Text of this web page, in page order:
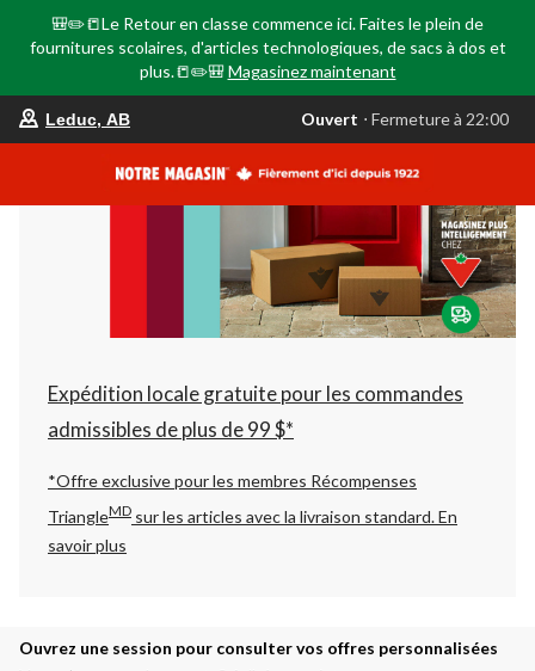
🎒✏️📒Le Retour en classe commence ici. Faites le plein de
fournitures scolaires, d'articles technologiques, de sacs à dos et
plus.📒✏️🎒 Magasinez maintenant
votre
est
AB,
Ouvert,
Fermeture
à
22:00
changer
Leduc, AB Ouvert ⋅ Fermeture à 22:00
Expédition locale gratuite pour les commandes
admissibles de plus de 99 $*
*Offre exclusive pour les membres Récompenses
TriangleMD sur les articles avec la livraison standard.En
savoir plus
Ouvrez une session pour consulter vos offres personnalisées